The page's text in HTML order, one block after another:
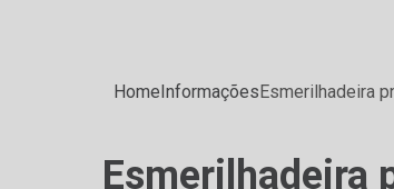
HomeInformaçõesEsmerilhadeira
Esmerilhadeira